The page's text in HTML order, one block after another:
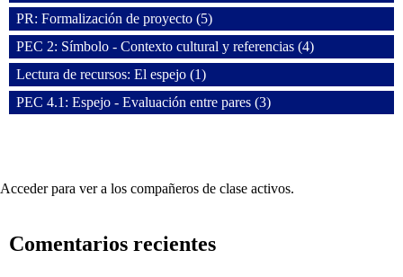
PR: Formalización de proyecto (5)
PEC 2: Símbolo - Contexto cultural y referencias (4)
Lectura de recursos: El espejo (1)
PEC 4.1: Espejo - Evaluación entre pares (3)
Acceder para ver a los compañeros de clase activos.
Comentarios recientes